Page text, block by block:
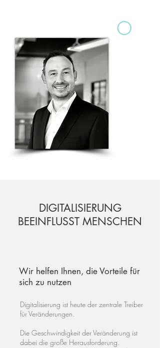
DIGITALISIERUNG
BEEINFLUSST MENSCHEN
Wir helfen Ihnen, die Vorteile für
sich zu nutzen
Digitalisierung ist heute der zentrale Treiber
für Veränderungen.​
Die Geschwindigkeit der Veränderung ist
dabei die große Herausforderung.